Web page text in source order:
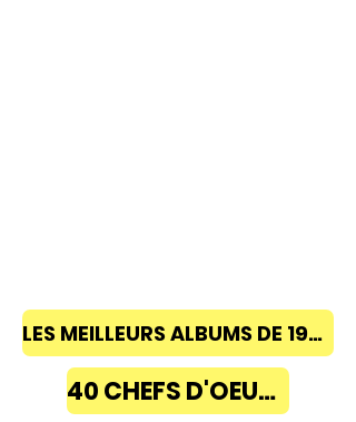
LES MEILLEURS ALBUMS DE 1968 à 2018
40 CHEFS D'OEUVRE